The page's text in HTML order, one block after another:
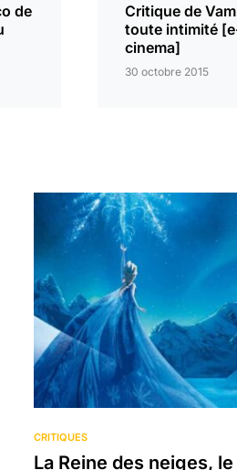
de
Critique de
toute intimité
cinema]
30 octobre 2015
CRITIQUES
La Reine des neiges,